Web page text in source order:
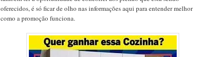
oferecidos, é só ficar de olho nas informações aqui para entender melhor
como a promoção funciona.